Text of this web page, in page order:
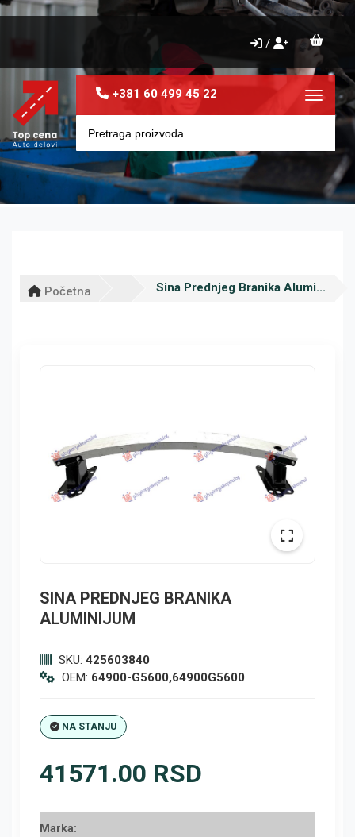
/
+381 60 499 45 22 Toggle
Početna Sina Prednjeg Branika Alumi...
SINA PREDNJEG BRANIKA
ALUMINIJUM
SKU: 425603840
OEM: 64900-G5600,64900G5600
NA STANJU
41571.00 RSD
Marka: